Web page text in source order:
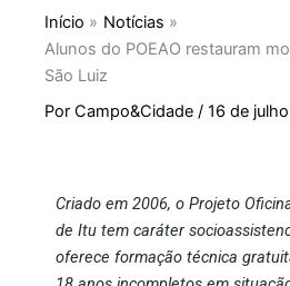
Início
Notícias
Alunos do POEAO restauram
São Luiz
Por Campo&Cidade / 16 de
Criado em 2006, o Projeto
de Itu tem caráter
oferece formação técnica